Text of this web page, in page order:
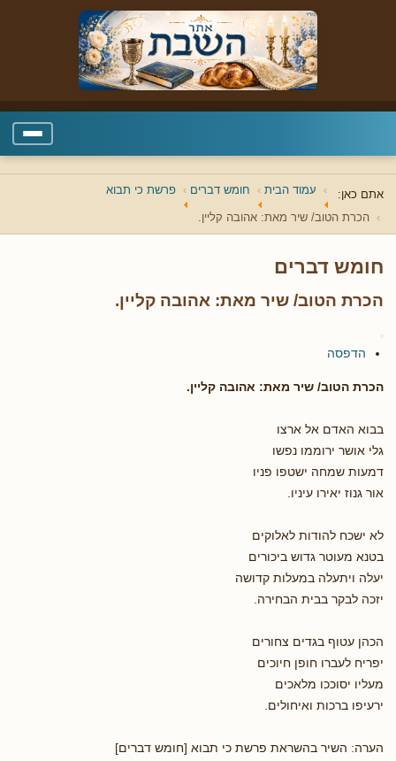
אתם כאן: עמוד הבית חומש דברים פרשת כי תבוא
הכרת הטוב/ שיר מאת: אהובה קליין.
חומש דברים
הכרת הטוב/ שיר מאת: אהובה קליין.
הדפסה
הכרת הטוב/ שיר מאת: אהובה קליין.
בבוא האדם אל ארצו
גלי אושר ירוממו נפשו
דמעות שמחה ישטפו פניו
אור גנוז יאירו עיניו.
לא ישכח להודות לאלוקים
בטנא מעוטר גדוש ביכורים
יעלה ויתעלה במעלות קדושה
יזכה לבקר בבית הבחירה.
הכהן עטוף בגדים צחורים
יפריח לעברו חופן חיוכים
מעליו יסוככו מלאכים
ירעיפו ברכות ואיחולים.
הערה: השיר בהשראת פרשת כי תבוא [חומש דברים]